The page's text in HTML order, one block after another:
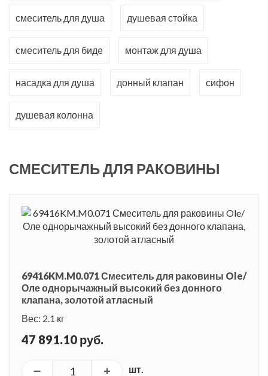
смеситель для душа душевая стойка
смеситель для биде монтаж для душа
насадка для душа донный клапан сифон
душевая колонна
СМЕСИТЕЛЬ ДЛЯ РАКОВИНЫ
69416KM.M0.071 Смеситель для раковины Ole/
Оле однорычажный высокий без донного
клапана, золотой атласный
Вес: 2.1 кг
47 891.10 руб.
шт.